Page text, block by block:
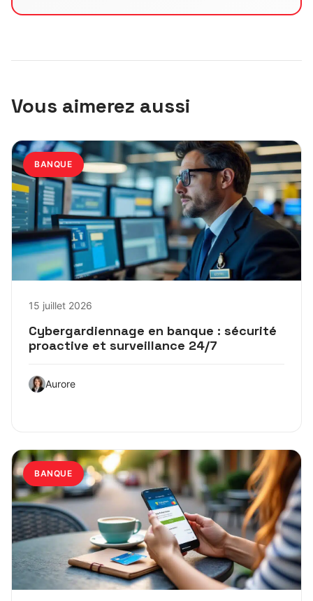
Vous aimerez aussi
BANQUE
15 juillet 2026
Cybergardiennage en banque : sécurité
proactive et surveillance 24/7
Aurore
BANQUE